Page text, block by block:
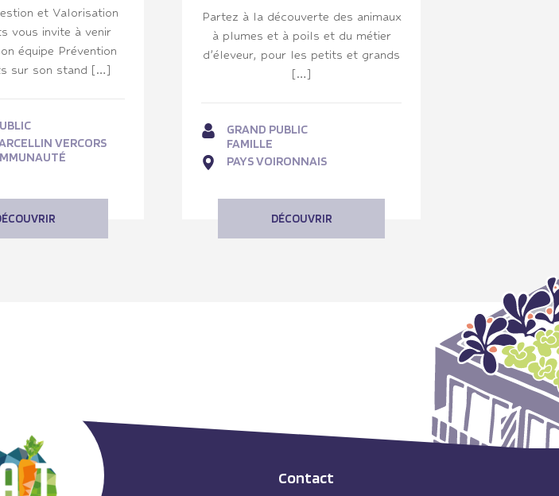
et Valorisation
vous invite à venir
équipe Prévention
sur son stand […]
VERCORS
Partez à la découverte des animaux
à plumes et à poils et du métier
d’éleveur, pour les petits et grands
[…]
GRAND PUBLIC
FAMILLE
PAYS VOIRONNAIS
DÉCOUVRIR
Contact